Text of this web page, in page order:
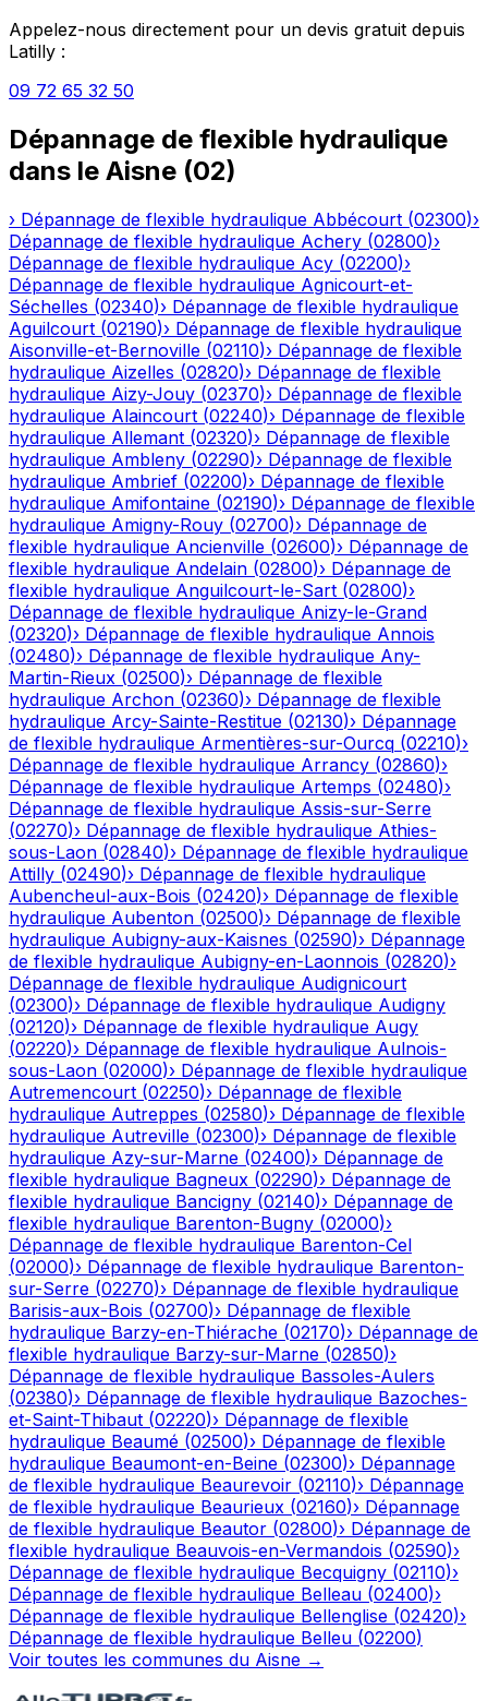
Appelez-nous directement pour un devis gratuit depuis
Latilly :
09 72 65 32 50
Dépannage de flexible hydraulique
dans le Aisne (02)
› Dépannage de flexible hydraulique Abbécourt (02300)›
Dépannage de flexible hydraulique Achery (02800)›
Dépannage de flexible hydraulique Acy (02200)›
Dépannage de flexible hydraulique Agnicourt-et-
Séchelles (02340)› Dépannage de flexible hydraulique
Aguilcourt (02190)› Dépannage de flexible hydraulique
Aisonville-et-Bernoville (02110)› Dépannage de flexible
hydraulique Aizelles (02820)› Dépannage de flexible
hydraulique Aizy-Jouy (02370)› Dépannage de flexible
hydraulique Alaincourt (02240)› Dépannage de flexible
hydraulique Allemant (02320)› Dépannage de flexible
hydraulique Ambleny (02290)› Dépannage de flexible
hydraulique Ambrief (02200)› Dépannage de flexible
hydraulique Amifontaine (02190)› Dépannage de flexible
hydraulique Amigny-Rouy (02700)› Dépannage de
flexible hydraulique Ancienville (02600)› Dépannage de
flexible hydraulique Andelain (02800)› Dépannage de
flexible hydraulique Anguilcourt-le-Sart (02800)›
Dépannage de flexible hydraulique Anizy-le-Grand
(02320)› Dépannage de flexible hydraulique Annois
(02480)› Dépannage de flexible hydraulique Any-
Martin-Rieux (02500)› Dépannage de flexible
hydraulique Archon (02360)› Dépannage de flexible
hydraulique Arcy-Sainte-Restitue (02130)› Dépannage
de flexible hydraulique Armentières-sur-Ourcq (02210)›
Dépannage de flexible hydraulique Arrancy (02860)›
Dépannage de flexible hydraulique Artemps (02480)›
Dépannage de flexible hydraulique Assis-sur-Serre
(02270)› Dépannage de flexible hydraulique Athies-
sous-Laon (02840)› Dépannage de flexible hydraulique
Attilly (02490)› Dépannage de flexible hydraulique
Aubencheul-aux-Bois (02420)› Dépannage de flexible
hydraulique Aubenton (02500)› Dépannage de flexible
hydraulique Aubigny-aux-Kaisnes (02590)› Dépannage
de flexible hydraulique Aubigny-en-Laonnois (02820)›
Dépannage de flexible hydraulique Audignicourt
(02300)› Dépannage de flexible hydraulique Audigny
(02120)› Dépannage de flexible hydraulique Augy
(02220)› Dépannage de flexible hydraulique Aulnois-
sous-Laon (02000)› Dépannage de flexible hydraulique
Autremencourt (02250)› Dépannage de flexible
hydraulique Autreppes (02580)› Dépannage de flexible
hydraulique Autreville (02300)› Dépannage de flexible
hydraulique Azy-sur-Marne (02400)› Dépannage de
flexible hydraulique Bagneux (02290)› Dépannage de
flexible hydraulique Bancigny (02140)› Dépannage de
flexible hydraulique Barenton-Bugny (02000)›
Dépannage de flexible hydraulique Barenton-Cel
(02000)› Dépannage de flexible hydraulique Barenton-
sur-Serre (02270)› Dépannage de flexible hydraulique
Barisis-aux-Bois (02700)› Dépannage de flexible
hydraulique Barzy-en-Thiérache (02170)› Dépannage de
flexible hydraulique Barzy-sur-Marne (02850)›
Dépannage de flexible hydraulique Bassoles-Aulers
(02380)› Dépannage de flexible hydraulique Bazoches-
et-Saint-Thibaut (02220)› Dépannage de flexible
hydraulique Beaumé (02500)› Dépannage de flexible
hydraulique Beaumont-en-Beine (02300)› Dépannage
de flexible hydraulique Beaurevoir (02110)› Dépannage
de flexible hydraulique Beaurieux (02160)› Dépannage
de flexible hydraulique Beautor (02800)› Dépannage de
flexible hydraulique Beauvois-en-Vermandois (02590)›
Dépannage de flexible hydraulique Becquigny (02110)›
Dépannage de flexible hydraulique Belleau (02400)›
Dépannage de flexible hydraulique Bellenglise (02420)›
Dépannage de flexible hydraulique Belleu (02200)
Voir toutes les communes du Aisne →